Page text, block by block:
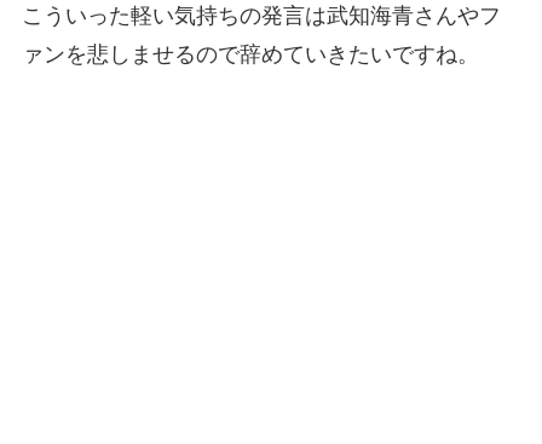
こういった軽い気持ちの発言は武知海青さんやフ
ァンを悲しませるので辞めていきたいですね。